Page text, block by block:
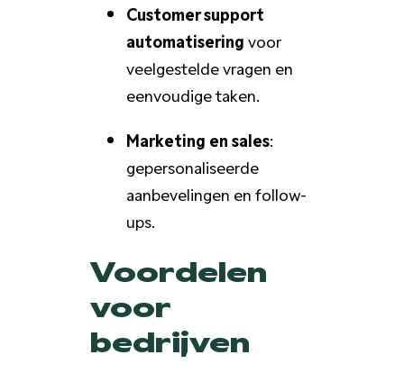
Customer support
automatiseringvoor
veelgestelde vragen en
eenvoudige taken.
Marketing en sales:
gepersonaliseerde
aanbevelingen en follow-
ups.
Voordelen
voor
bedrijven